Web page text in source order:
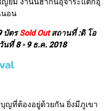
นอน
บัตรSold Outสถานที่ :ดิ โอ
ที่ 8 - 9 ธ.ค. 2018
ญที่ต้องอยู่ด้วยกัน ยิ่งมีภูเขา